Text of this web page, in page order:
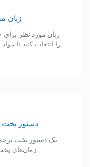
زبان
زبان مورد نظر برای
را انتخاب کنید تا
دستور پخت
یک دستور پخت
زمان‌های